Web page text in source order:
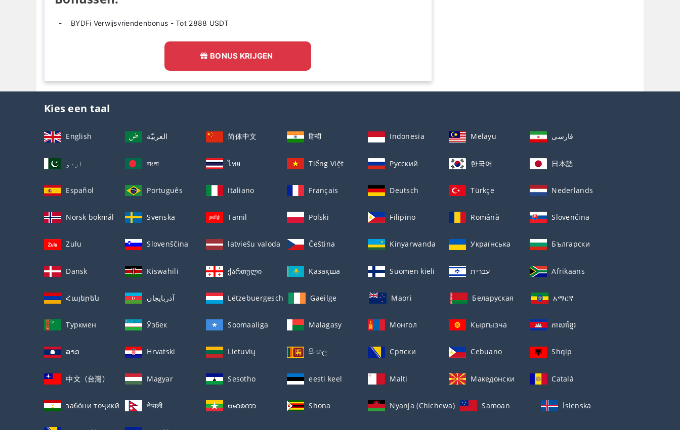
BYDFi Verwijsvriendenbonus - Tot 2888 USDT
BONUS KRIJGEN
Kies een taal
English العربيّة 简体中文 हिन्दी Indonesia Melayu فارسی
اردو বাংলা ไทย Tiếng Việt Русский 한국어 日本語
Español Português Italiano Français Deutsch Türkçe Nederlands
Norsk bokmål Svenska Tamil Polski Filipino Română Slovenčina
Zulu Slovenščina latviešu valoda Čeština Kinyarwanda Українська Български
Dansk Kiswahili ქართული Қазақша Suomen kieli עברית Afrikaans
Հայերեն آذربايجان Lëtzebuergesch Gaeilge Maori Беларуская አማርኛ
Туркмен Ўзбек Soomaaliga Malagasy Монгол Кыргызча ភាសាខ្មែរ
ລາວ Hrvatski Lietuvių සිංහල Српски Cebuano Shqip
中文（台灣） Magyar Sesotho eesti keel Malti Македонски Català
забо́ни тоҷикӣ́ नेपाली ဗမာစကာ Shona Nyanja (Chichewa) Samoan Íslenska